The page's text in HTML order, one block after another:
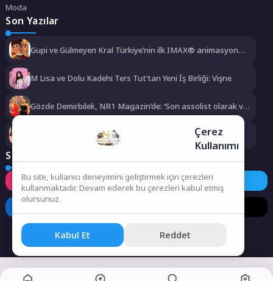
Moda
Son Yazılar
Gupi ve Gülmeyen Kral Türkiye’nin ilk IMAX® animasyon
M Lisa ve Dolu Kadehi Ters Tut’tan Yeni İş Birliği: Vişne
Gözde Demirbilek, NR1 Magazin’de: ‘Son assolist olarak var
olacağım!’
Kayseri’de izdiham değil, rekor vardı!
Sosyal Medya
Instagram Facebook Twitter
Çerez
Kullanımı
Bu site, kullanıcı deneyimini geliştirmek için çerezleri
kullanmaktadır. Devam ederek bu çerezleri kabul etmiş
olursunuz.
Kabul Et Reddet